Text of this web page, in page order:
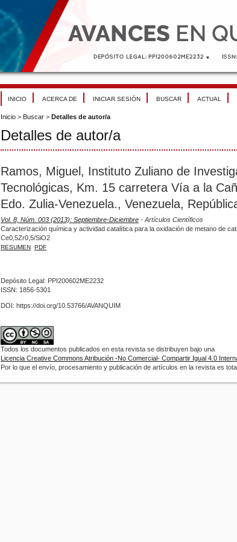
INICIO ACERCA DE INICIAR SESIÓN BUSCAR ACTUAL
Inicio > Buscar > Detalles de autor/a
Detalles de autor/a
Ramos, Miguel, Instituto Zuliano de
Tecnológicas, Km. 15 carretera Vía a la
Edo. Zulia-Venezuela., Venezuela,
Vol. 8, Núm. 003 (2013): Septiembre-Diciembre - Artículos Científicos
Caracterización química y actividad catalítica para la oxidación de metano de
Ce0,5Zr0,5/SiO2
RESUMEN PDF
Depósito Legal: PPI200602ME2232
ISSN: 1856-5301
DOI: https://doi.org/10.53766/AVANQUIM
Todos los documentos publicados en esta revista se distribuyen bajo una
Licencia Creative Commons Atribución -No Comercial- Compartir Igual 4.0
Por lo que el envío, procesamiento y publicación de artículos en la revista es